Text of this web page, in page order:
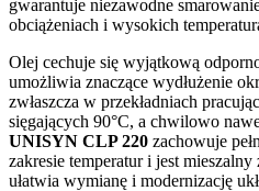
gwarantuje niezawodne
obciążeniach i wysokich
Olej cechuje się wyjątkową
umożliwia znaczące wydłużenie
zwłaszcza w przekładniach
sięgających 90°C, a chwilowo
UNISYN CLP 220 zachowuje
zakresie temperatur i jest
ułatwia wymianę i modernizację